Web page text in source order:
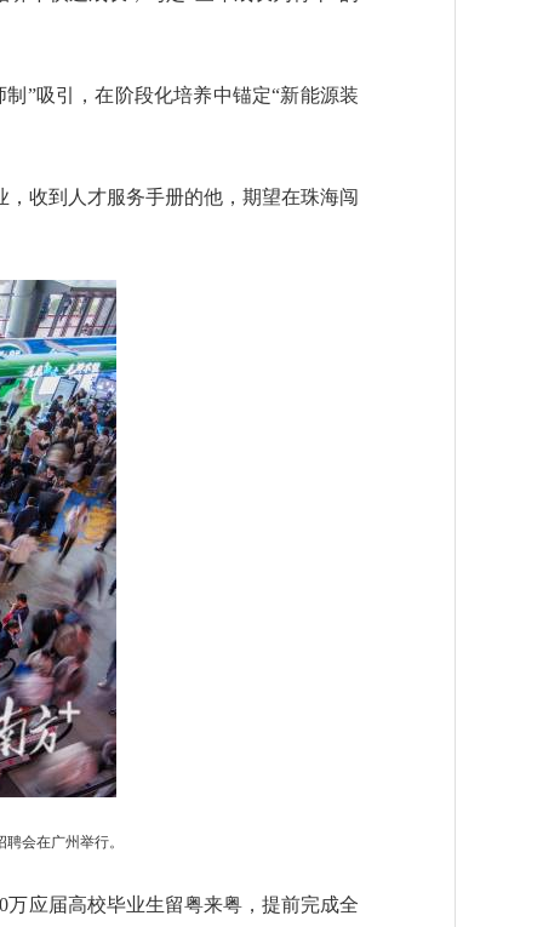
”吸引，在阶段化培养中锚定“新能源装
收到人才服务手册的他，期望在珠海闯
会在广州举行。
应届高校毕业生留粤来粤，提前完成全